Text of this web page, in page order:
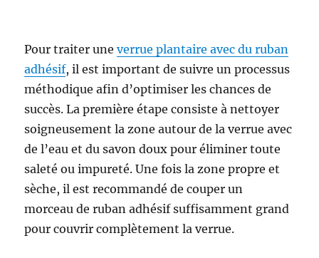
Pour traiter uneverrue plantaire avec du ruban
adhésif, il est important de suivre un processus
méthodique afin d’optimiser les chances de
succès. La première étape consiste à nettoyer
soigneusement la zone autour de la verrue avec
de l’eau et du savon doux pour éliminer toute
saleté ou impureté. Une fois la zone propre et
sèche, il est recommandé de couper un
morceau de ruban adhésif suffisamment grand
pour couvrir complètement la verrue.